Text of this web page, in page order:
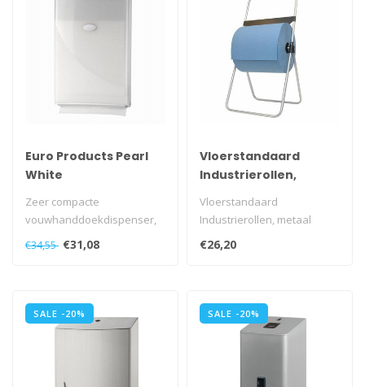
Euro Products Pearl
White
Minifold
Zeer compacte
vouwhanddoekdispenser,
doseert vel-voor-vel.
Handdoeken zijn in op..
€34,55 €31,08
Vloerstandaard
Industrierollen,
Vloerstandaard
Industrierollen, metaal
€26,20
SALE -20% SALE -20%